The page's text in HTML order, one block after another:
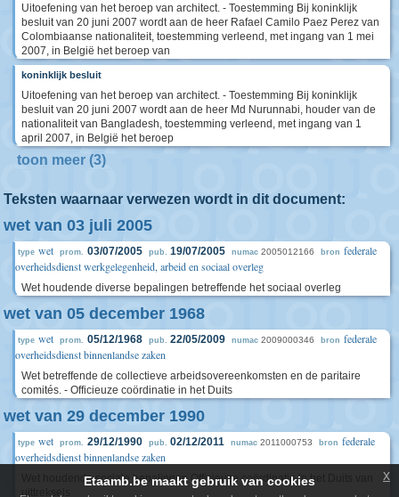
Uitoefening van het beroep van architect. - Toestemming Bij koninklijk
besluit van 20 juni 2007 wordt aan de heer Rafael Camilo Paez Perez van
Colombiaanse nationaliteit, toestemming verleend, met ingang van 1 mei
2007, in België het beroep van
koninklijk besluit
Uitoefening van het beroep van architect. - Toestemming Bij koninklijk
besluit van 20 juni 2007 wordt aan de heer Md Nurunnabi, houder van de
nationaliteit van Bangladesh, toestemming verleend, met ingang van 1
april 2007, in België het beroep
toon meer (3)
Teksten waarnaar verwezen wordt in dit document:
wet van 03 juli 2005
type wet prom. 03/07/2005 pub. 19/07/2005 numac 2005012166 bron federale
overheidsdienst werkgelegenheid, arbeid en sociaal overleg
Wet houdende diverse bepalingen betreffende het sociaal overleg
wet van 05 december 1968
type wet prom. 05/12/1968 pub. 22/05/2009 numac 2009000346 bron federale
overheidsdienst binnenlandse zaken
Wet betreffende de collectieve arbeidsovereenkomsten en de paritaire
comités. - Officieuze coördinatie in het Duits
wet van 29 december 1990
type wet prom. 29/12/1990 pub. 02/12/2011 numac 2011000753 bron federale
overheidsdienst binnenlandse zaken
Wet houdende sociale bepalingen Officieuze coördinatie in het Duits van
Etaamb.be maakt gebruik van cookies x